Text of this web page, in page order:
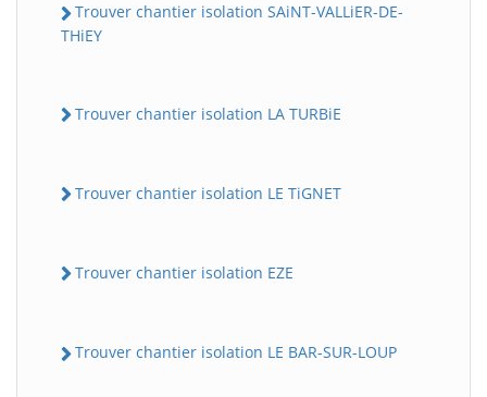
Trouver chantier isolation SAiNT-VALLiER-DE-
THiEY
Trouver chantier isolation LA TURBiE
Trouver chantier isolation LE TiGNET
Trouver chantier isolation EZE
Trouver chantier isolation LE BAR-SUR-LOUP